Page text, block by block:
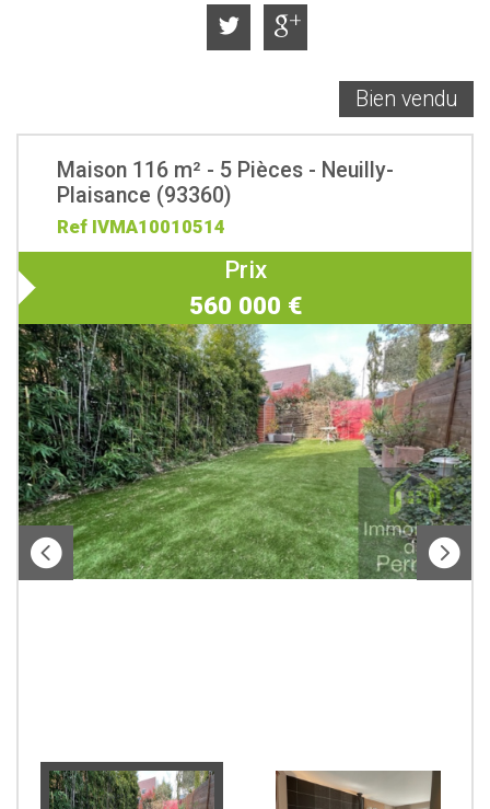
Bien vendu
Maison 116 m² - 5 Pièces - Neuilly-
Plaisance (93360)
Ref IVMA10010514
Prix
560 000 €